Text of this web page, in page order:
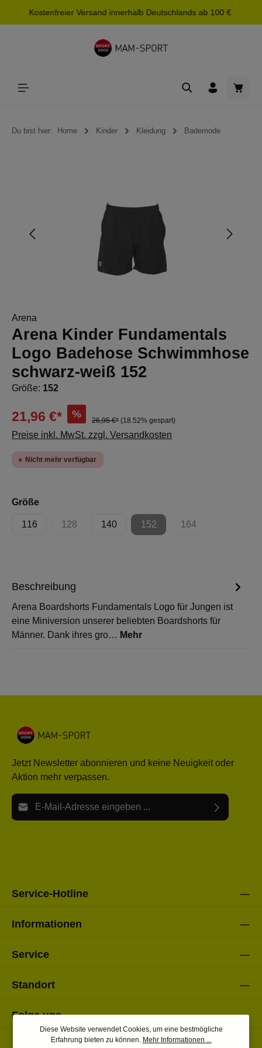
springen
Kostenfreier Versand innerhalb Deutschlands ab 100 €
Du bist hier: Home Kinder Kleidung Bademode
Arena
Arena Kinder Fundamentals
Logo Badehose Schwimmhose
schwarz-weiß 152
Größe: 152
21,96 €* %
26,95 €* (18.52% gespart)
Preise inkl. MwSt. zzgl. Versandkosten
Nicht mehr verfügbar
Größeauswählen
116 128
(Diese Option ist zurzeit nicht verfügbar.)
140 152
(Diese Option ist zurzeit nicht
164
(Diese Option ist
Beschreibung
Arena Boardshorts Fundamentals Logo für Jungen ist
eine Miniversion unserer beliebten Boardshorts für
Männer. Dank ihres gro… Mehr
Jetzt Newsletter abonnieren und keine Neuigkeit oder
Aktion mehr verpassen.
E-Mail-Adresse*
Service-Hotline
Informationen
Service
Standort
Folge uns
Diese Website verwendet Cookies, um eine bestmögliche
Erfahrung bieten zu können. Mehr Informationen ...